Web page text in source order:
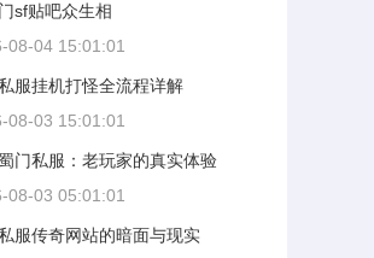
sf贴吧众生相
08-04 15:01:01
服挂机打怪全流程详解
08-03 15:01:01
门私服：老玩家的真实体验
08-03 05:01:01
服传奇网站的暗面与现实